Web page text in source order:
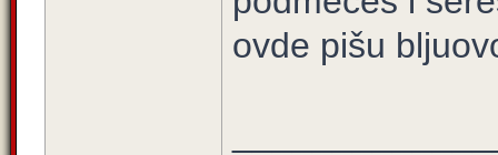
ovde pišu